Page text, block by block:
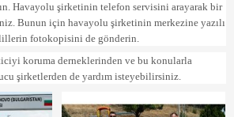
Havayolu şirketinin telefon servisini arayarak bir
Bunun için havayolu şirketinin merkezine yazılı
fotokopisini de gönderin.
koruma derneklerinden ve bu konularla
şirketlerden de yardım isteyebilirsiniz.